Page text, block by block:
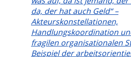
da, der hat auch Geld“ –
Akteurskonstellationen,
Handlungskoordination
fragilen organisationalen
Beispiel der